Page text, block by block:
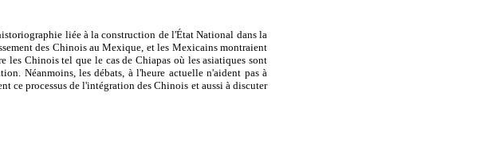
liée à la construction de l'État National dans la
des Chinois au Mexique, et les Mexicains montraient
les Chinois tel que le cas de Chiapas où les asiatiques sont
Néanmoins, les débats, à l'heure actuelle n'aident pas à
ce processus de l'intégration des Chinois et aussi à discuter